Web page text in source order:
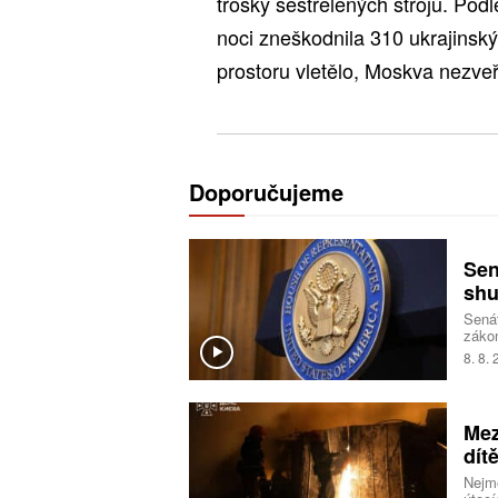
noci zneškodnila 310
prostoru vletělo, Moskva
Doporučujeme
8. 8.
dítě